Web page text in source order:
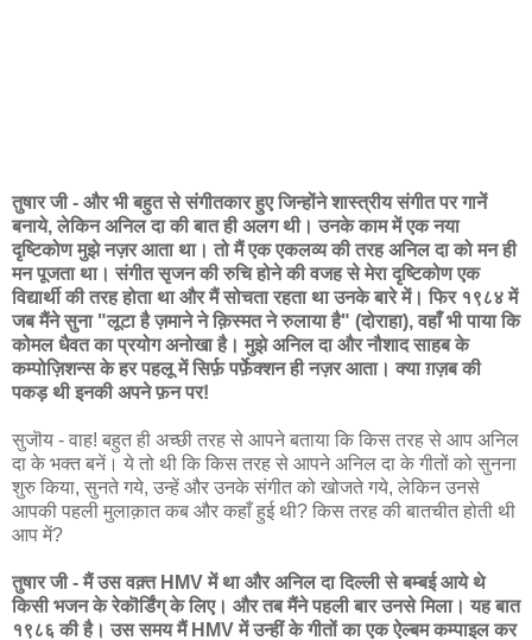
तुषार जी - और भी बहुत से संगीतकार हुए जिन्होंने शास्त्रीय संगीत पर गानें
बनाये, लेकिन अनिल दा की बात ही अलग थी। उनके काम में एक नया
दृष्टिकोण मुझे नज़र आता था। तो मैं एक एकलव्य की तरह अनिल दा को मन ही
मन पूजता था। संगीत सृजन की रुचि होने की वजह से मेरा दृष्टिकोण एक
विद्यार्थी की तरह होता था और मैं सोचता रहता था उनके बारे में। फिर १९८४ में
जब मैंने सुना "लूटा है ज़माने ने क़िस्मत ने रुलाया है" (दोराहा), वहाँ भी पाया कि
कोमल धैवत का प्रयोग अनोखा है। मुझे अनिल दा और नौशाद साहब के
कम्पोज़िशन्स के हर पहलू में सिर्फ़ पर्फ़ेक्शन ही नज़र आता। क्या ग़ज़ब की
पकड़ थी इनकी अपने फ़न पर!
सुजॊय - वाह! बहुत ही अच्छी तरह से आपने बताया कि किस तरह से आप अनिल
दा के भक्त बनें। ये तो थी कि किस तरह से आपने अनिल दा के गीतों को सुनना
शुरु किया, सुनते गये, उन्हें और उनके संगीत को खोजते गये, लेकिन उनसे
आपकी पहली मुलाक़ात कब और कहाँ हुई थी? किस तरह की बातचीत होती थी
आप में?
तुषार जी - मैं उस वक़्त HMV में था और अनिल दा दिल्ली से बम्बई आये थे
किसी भजन के रेकॊर्डिंग् के लिए। और तब मैंने पहली बार उनसे मिला। यह बात
१९८६ की है। उस समय मैं HMV में उन्हीं के गीतों का एक ऐल्बम कम्पाइल कर